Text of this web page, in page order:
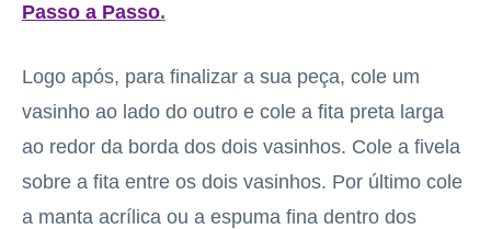
Passo a Passo.
Logo após, para finalizar a sua peça, cole um
vasinho ao lado do outro e cole a fita preta larga
ao redor da borda dos dois vasinhos. Cole a fivela
sobre a fita entre os dois vasinhos. Por último cole
a manta acrílica ou a espuma fina dentro dos